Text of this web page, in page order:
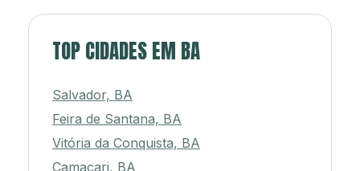
TOP CIDADES EM BA
Salvador, BA
Feira de Santana, BA
Vitória da Conquista, BA
Camaçari, BA